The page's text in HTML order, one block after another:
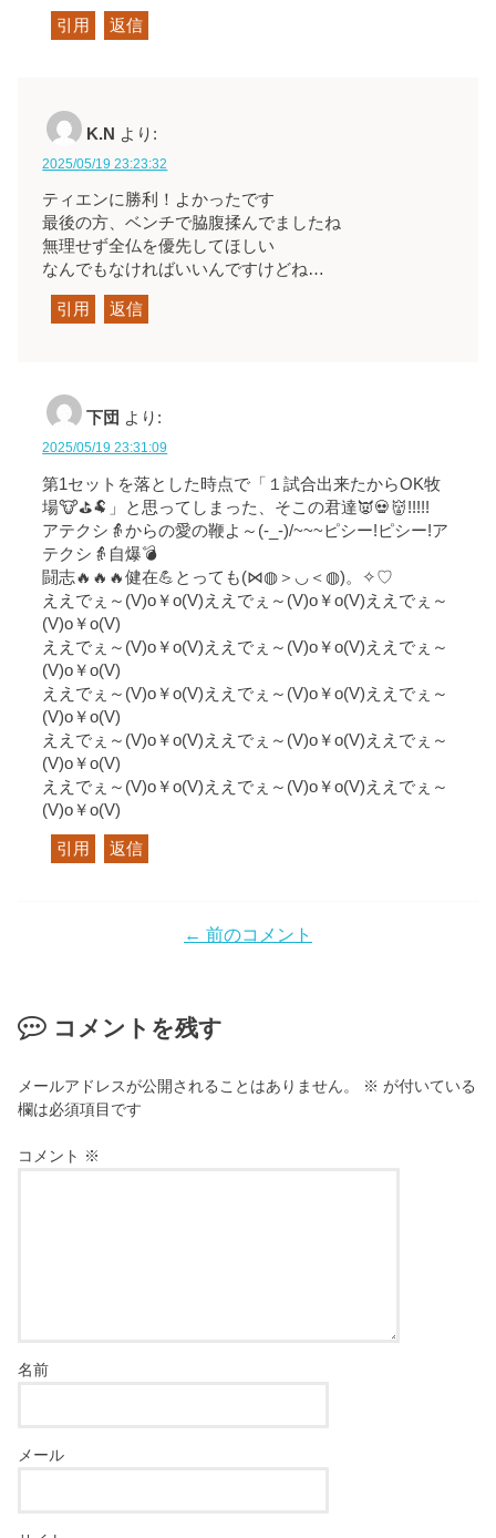
引用 返信
K.N より:
2025/05/19 23:23:32
ティエンに勝利！よかったです
最後の方、ベンチで脇腹揉んでましたね
無理せず全仏を優先してほしい
なんでもなければいいんですけどね…
引用 返信
下団 より:
2025/05/19 23:31:09
第1セットを落とした時点で「１試合出来たからOK牧
場🐮⛳🐏」と思ってしまった、そこの君達👿💀👹!!!!!
アテクシ👵からの愛の鞭よ～(-_-)/~~~ピシー!ピシー!ア
テクシ👵自爆💣
闘志🔥🔥🔥健在💪とっても(⋈◍＞◡＜◍)。✧♡
ええでぇ～(V)o￥o(V)ええでぇ～(V)o￥o(V)ええでぇ～
(V)o￥o(V)
ええでぇ～(V)o￥o(V)ええでぇ～(V)o￥o(V)ええでぇ～
(V)o￥o(V)
ええでぇ～(V)o￥o(V)ええでぇ～(V)o￥o(V)ええでぇ～
(V)o￥o(V)
ええでぇ～(V)o￥o(V)ええでぇ～(V)o￥o(V)ええでぇ～
(V)o￥o(V)
ええでぇ～(V)o￥o(V)ええでぇ～(V)o￥o(V)ええでぇ～
(V)o￥o(V)
引用 返信
← 前のコメント
コメントを残す
メールアドレスが公開されることはありません。 ※ が付いている
欄は必須項目です
コメント ※
名前
メール